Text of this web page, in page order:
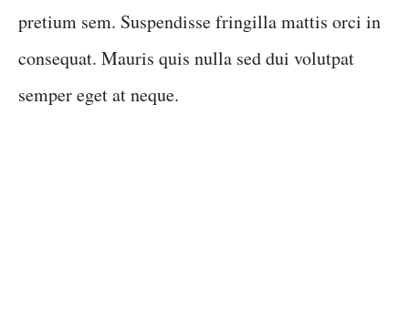
pretium sem. Suspendisse fringilla mattis orci in
consequat. Mauris quis nulla sed dui volutpat
semper eget at neque.